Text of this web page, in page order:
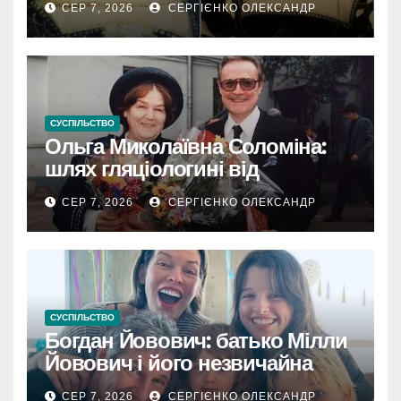
СЕР 7, 2026 СЕРГІЄНКО ОЛЕКСАНДР
СУСПІЛЬСТВО
Ольга Миколаївна Соломіна:
шлях гляціологині від
експедиційної кухарки до
директора Інституту географії
РАН
СЕР 7, 2026 СЕРГІЄНКО ОЛЕКСАНДР
СУСПІЛЬСТВО
Богдан Йовович: батько Мілли
Йовович і його незвичайна
доля
СЕР 7, 2026 СЕРГІЄНКО ОЛЕКСАНДР